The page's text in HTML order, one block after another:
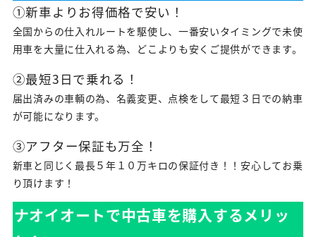
①新車よりお得価格で安い！
全国からの仕入れルートを駆使し、一番安いタイミングで未使
用車を大量に仕入れる為、どこよりも安くご提供ができます。
②最短3日で乗れる！
届出済みの車輌の為、名義変更、点検をして最短３日での納車
が可能になります。
③アフター保証も万全！
新車と同じく最長５年１０万キロの保証付き！！安心してお乗
り頂けます！
ナオイオートで中古車を購入するメリッ